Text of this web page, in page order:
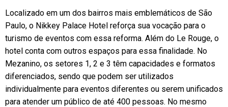
Localizado em um dos bairros mais emblemáticos de São
Paulo, o Nikkey Palace Hotel reforça sua vocação para o
turismo de eventos com essa reforma. Além do Le Rouge, o
hotel conta com outros espaços para essa finalidade. No
Mezanino, os setores 1, 2 e 3 têm capacidades e formatos
diferenciados, sendo que podem ser utilizados
individualmente para eventos diferentes ou serem unificados
para atender um público de até 400 pessoas. No mesmo